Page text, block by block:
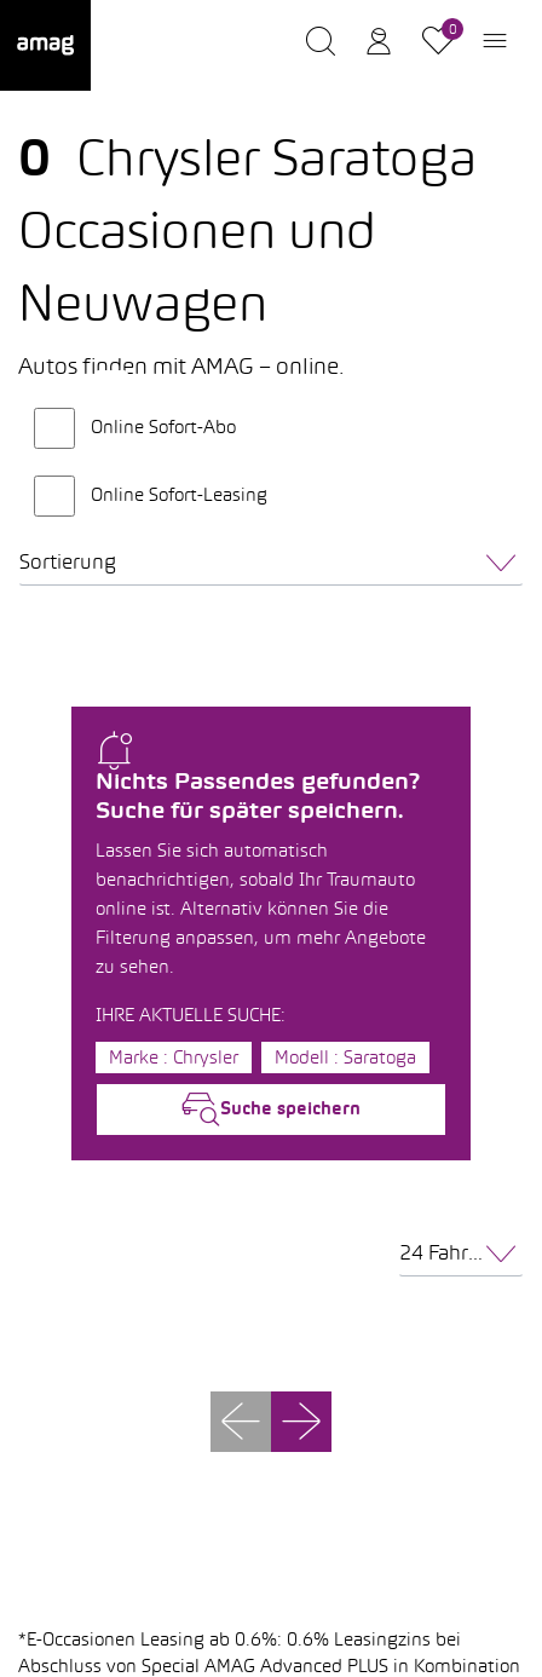
0
0
Chrysler Saratoga
Occasionen und
Neuwagen
Autos finden mit AMAG – online.
Online Sofort-Abo
Online Sofort-Leasing
Sortierung
Nichts Passendes gefunden?
Suche für später speichern.
Lassen Sie sich automatisch
benachrichtigen, sobald Ihr Traumauto
online ist. Alternativ können Sie die
Filterung anpassen, um mehr Angebote
zu sehen.
IHRE AKTUELLE SUCHE:
Marke : Chrysler Modell : Saratoga
Suche speichern
24 Fahrzeuge pro Seite
*E-Occasionen Leasing ab 0.6%: 0.6% Leasingzins bei
Abschluss von Special AMAG Advanced PLUS in Kombination